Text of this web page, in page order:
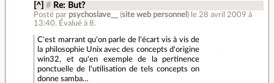
[^] # Re: But?
Posté par psychoslave__ (site web personnel ) le 28 avril 2009 à
13:40. Évalué à8.
C'est marrant qu'on parle de l'écart vis à vis de
la philosophie Unix avec des concepts d'origine
win32, et qu'en exemple de la pertinence
ponctuelle de l'utilisation de tels concepts on
donne samba…